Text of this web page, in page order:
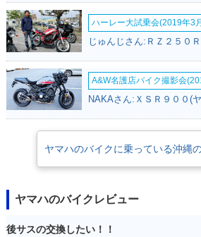
ハーレー大試乗会(2019年3
じゅんじさん:ＲＺ２５０
A&W名護店バイク撮影会
NAKAさん:ＸＳＲ９００(
ヤマハのバイクに乗っている沖縄
ヤマハのバイクレビュー
後サスの交換したい！！